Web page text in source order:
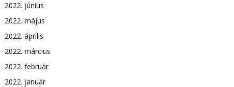
2022. június
2022. május
2022. április
2022. március
2022. február
2022. január